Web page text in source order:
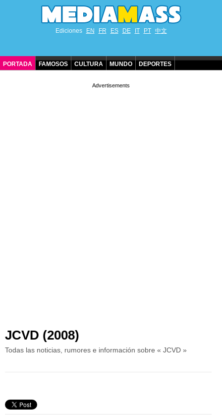
Ediciones EN FR ES DE IT PT 中文
PORTADA FAMOSOS CULTURA MUNDO DEPORTES
JCVD (2008)
Todas las noticias, rumores e información sobre « JCVD »